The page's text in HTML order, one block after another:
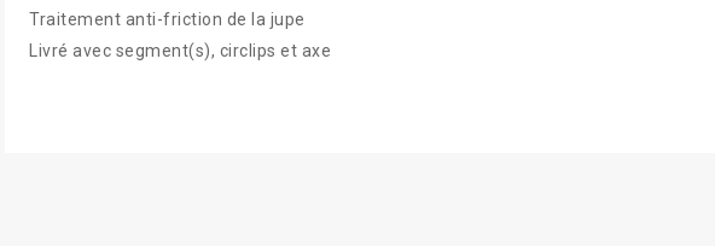
Traitement anti-friction de la jupe
Livré avec segment(s), circlips et axe